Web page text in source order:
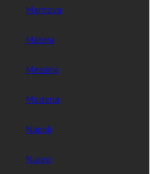
Mantova
Matera
Messina
Modena
Napoli
Nuoro